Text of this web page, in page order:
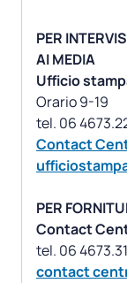
PER
AI MEDIA
Ufficio
Orario 9-19
Contact
PER
Contact
contact